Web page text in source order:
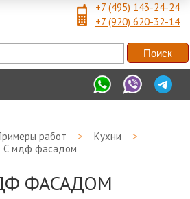
+7 (495) 143-24-24
+7 (920) 620-32-14
работ > Кухни
>
С мдф фасадом
ФАСАДОМ